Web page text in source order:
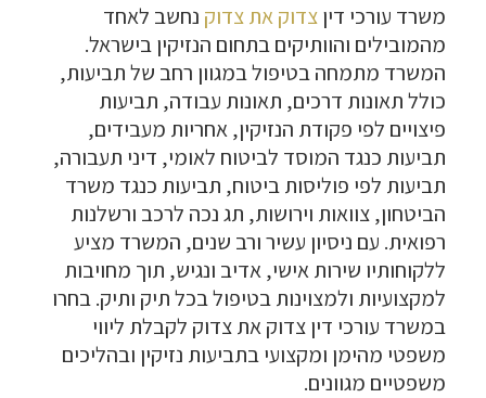
משרד עורכי דיןצדוק את צדוק נחשב לאחד
מהמובילים והוותיקים בתחום הנזיקין בישראל.
המשרד מתמחה בטיפול במגוון רחב של תביעות,
כולל תאונות דרכים, תאונות עבודה, תביעות
פיצויים לפי פקודת הנזיקין, אחריות מעבידים,
תביעות כנגד המוסד לביטוח לאומי, דיני תעבורה,
תביעות לפי פוליסות ביטוח, תביעות כנגד משרד
הביטחון, צוואות וירושות, תג נכה לרכב ורשלנות
רפואית. עם ניסיון עשיר ורב שנים, המשרד מציע
ללקוחותיו שירות אישי, אדיב ונגיש, תוך מחויבות
למקצועיות ולמצוינות בטיפול בכל תיק ותיק. בחרו
במשרד עורכי דין צדוק את צדוק לקבלת ליווי
משפטי מהימן ומקצועי בתביעות נזיקין ובהליכים
משפטיים מגוונים.